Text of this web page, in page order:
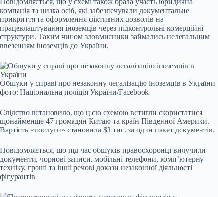
компанія та низка осіб, які забезпечували документальне
прикриття та оформлення фіктивних дозволів на
працевлаштування іноземців через підконтрольні комерційні
структури. Таким чином зловмисники займались нелегальним
ввезенням іноземців до України.
Обшуки у справі про незаконну легалізацію іноземців в України
фото: Національна поліція України/Facebook
Слідство встановило, що цією схемою встигли скористатися
щонайменше 47 громадян Китаю та країн Південної Америки.
Вартість «послуги» становила $3 тис. за один пакет документів.
Повідомляється, що під час обшуків правоохоронці вилучили
документи, чорнові записи, мобільні телефони, комп’ютерну
техніку, гроші та інші речові докази незаконної діяльності
фігурантів.